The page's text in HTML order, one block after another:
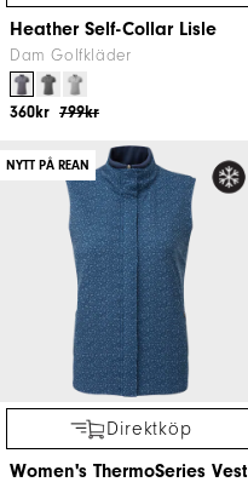
Heather Self-Collar Lisle
Dam Golfkläder
799kr
360kr
NYTT PÅ REAN
Direktköp
Women's ThermoSeries Vest